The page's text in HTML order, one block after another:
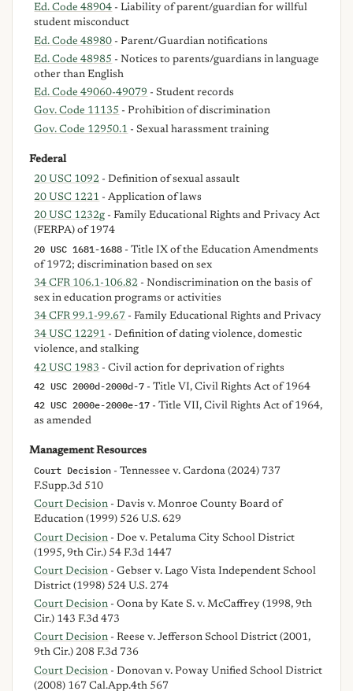
Ed. Code 48904 - Liability of parent/guardian for willful
student misconduct
Ed. Code 48980 - Parent/Guardian notifications
Ed. Code 48985 - Notices to parents/guardians in language
other than English
Ed. Code 49060-49079 - Student records
Gov. Code 11135 - Prohibition of discrimination
Gov. Code 12950.1 - Sexual harassment training
Federal
20 USC 1092 - Definition of sexual assault
20 USC 1221 - Application of laws
20 USC 1232g - Family Educational Rights and Privacy Act
(FERPA) of 1974
20 USC 1681-1688 - Title IX of the Education Amendments
of 1972; discrimination based on sex
34 CFR 106.1-106.82 - Nondiscrimination on the basis of
sex in education programs or activities
34 CFR 99.1-99.67 - Family Educational Rights and Privacy
34 USC 12291 - Definition of dating violence, domestic
violence, and stalking
42 USC 1983 - Civil action for deprivation of rights
42 USC 2000d-2000d-7 - Title VI, Civil Rights Act of 1964
42 USC 2000e-2000e-17 - Title VII, Civil Rights Act of 1964,
as amended
Management Resources
Court Decision - Tennessee v. Cardona (2024) 737
F.Supp.3d 510
Court Decision - Davis v. Monroe County Board of
Education (1999) 526 U.S. 629
Court Decision - Doe v. Petaluma City School District
(1995, 9th Cir.) 54 F.3d 1447
Court Decision - Gebser v. Lago Vista Independent School
District (1998) 524 U.S. 274
Court Decision - Oona by Kate S. v. McCaffrey (1998, 9th
Cir.) 143 F.3d 473
Court Decision - Reese v. Jefferson School District (2001,
9th Cir.) 208 F.3d 736
Court Decision - Donovan v. Poway Unified School District
(2008) 167 Cal.App.4th 567